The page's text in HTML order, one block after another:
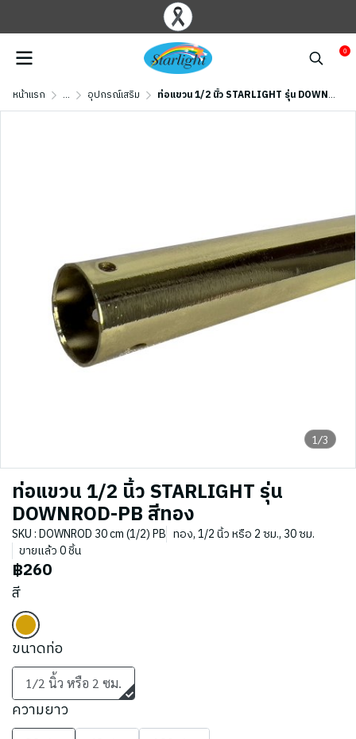
0
หน้าแรก ... อุปกรณ์เสริม ท่อแขวน 1/2 นิ้ว STARLIGHT รุ่น DOWNROD-PB สีทอง
1/3
ท่อแขวน 1/2 นิ้ว STARLIGHT รุ่น
DOWNROD-PB สีทอง
SKU : DOWNROD 30 cm (1/2) PB ทอง, 1/2 นิ้ว หรือ 2 ซม., 30 ซม.
ขายแล้ว 0 ชิ้น
฿260
สี
ขนาดท่อ
1/2 นิ้ว หรือ 2 ซม.
ความยาว